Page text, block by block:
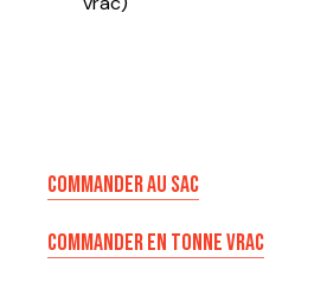
COMMANDER AU SAC
COMMANDER EN TONNE VRAC